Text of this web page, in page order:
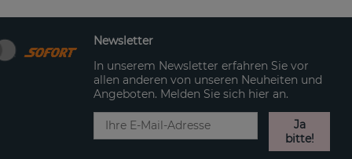
Newsletter
In unserem Newsletter erfahren Sie vor
allen anderen von unseren Neuheiten und
Angeboten. Melden Sie sich hier an.
Ja
bitte!